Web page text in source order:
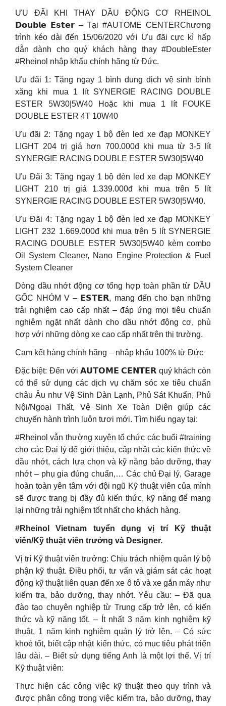
ƯU ĐÃI KHI THAY DẦU ĐỘNG CƠ RHEINOL
𝗗𝗼𝘂𝗯𝗹𝗲 𝗘𝘀𝘁𝗲𝗿 – Tại #AUTOME CENTERChương
trình kéo dài đến 15/06/2020 với Ưu đãi cực kì hấp
dẫn dành cho quý khách hàng thay #DoubleEster
#Rheinol nhập khẩu chính hãng từ Đức.
Ưu đãi 1: Tặng ngay 1 bình dung dịch vệ sinh bình
xăng khi mua 1 lít SYNERGIE RACING DOUBLE
ESTER 5W30|5W40 Hoặc khi mua 1 lít FOUKE
DOUBLE ESTER 4T 10W40
Ưu đãi 2: Tặng ngay 1 bộ đèn led xe đạp MONKEY
LIGHT 204 trị giá hơn 700.000đ khi mua từ 3-5 lít
SYNERGIE RACING DOUBLE ESTER 5W30|5W40
Ưu Đãi 3: Tặng ngay 1 bộ đèn led xe đạp MONKEY
LIGHT 210 trị giá 1.339.000đ khi mua trên 5 lít
SYNERGIE RACING DOUBLE ESTER 5W30|5W40.
Ưu Đãi 4: Tặng ngay 1 bộ đèn led xe đạp MONKEY
LIGHT 232 1.669.000đ khi mua trên 5 lít SYNERGIE
RACING DOUBLE ESTER 5W30|5W40 kèm combo
Oil System Cleaner, Nano Engine Protection & Fuel
System Cleaner
Dòng dầu nhớt động cơ tổng hợp toàn phần từ DẦU
GỐC NHÓM V – 𝗘𝗦𝗧𝗘𝗥, mang đến cho bạn những
trải nghiệm cao cấp nhất – đáp ứng mọi tiêu chuẩn
nghiêm ngặt nhất dành cho dầu nhớt động cơ, phù
hợp với những dòng xe cao cấp nhất trên thị trường.
Cam kết hàng chính hãng – nhập khẩu 100% từ Đức
Đặc biệt: Đến với 𝗔𝗨𝗧𝗢𝗠𝗘 𝗖𝗘𝗡𝗧𝗘𝗥 quý khách còn
có thể sử dụng các dịch vụ chăm sóc xe tiêu chuẩn
châu Âu như Vệ Sinh Dàn Lạnh, Phủ Sát Khuẩn, Phủ
Nội/Ngoại Thất, Vệ Sinh Xe Toàn Diện giúp các
chuyến hành trình luôn tươi mới. Tìm hiểu ngay tại:
#Rheinol vẫn thường xuyên tổ chức các buổi #training
cho các Đại lý để giới thiệu, cập nhật các kiến thức về
dầu nhớt, cách lựa chọn và kỹ năng bảo dưỡng, thay
nhớt – phụ gia đúng chuẩn,… Các chủ Đại lý, Garage
hoàn toàn yên tâm với đội ngũ Kỹ thuật viên của mình
sẽ được trang bị đầy đủ kiến thức, kỹ năng để mang
lại những trải nghiệm tốt nhất cho khách hàng.
#Rheinol Vietnam tuyển dụng vị trí Kỹ thuật
viên/Kỹ thuật viên trưởng và Designer.
Vị trí Kỹ thuật viên trưởng: Chịu trách nhiệm quản lý bộ
phận kỹ thuật. Điều phối, tư vấn và giám sát các hoạt
động kỹ thuật liên quan đến xe ô tô và xe gắn máy như
kiểm tra, bảo dưỡng, thay nhớt. Yêu cầu: – Đã qua
đào tạo chuyên nghiệp từ Trung cấp trở lên, có kiến
thức và kỹ năng tốt. – Ít nhất 3 năm kinh nghiệm kỹ
thuật, 1 năm kinh nghiệm quản lý trở lên. – Có sức
khoẻ tốt, biết cập nhật kiến thức, có mục tiêu phát triển
lâu dài. – Biết sử dụng tiếng Anh là một lợi thế. Vị trí
Kỹ thuật viên:
Thực hiện các công việc kỹ thuật theo quy trình và
được phân công trong việc kiểm tra, bảo dưỡng, thay